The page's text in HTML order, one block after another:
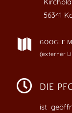
56341
 GOOGLE
(externer
 DIE
ist